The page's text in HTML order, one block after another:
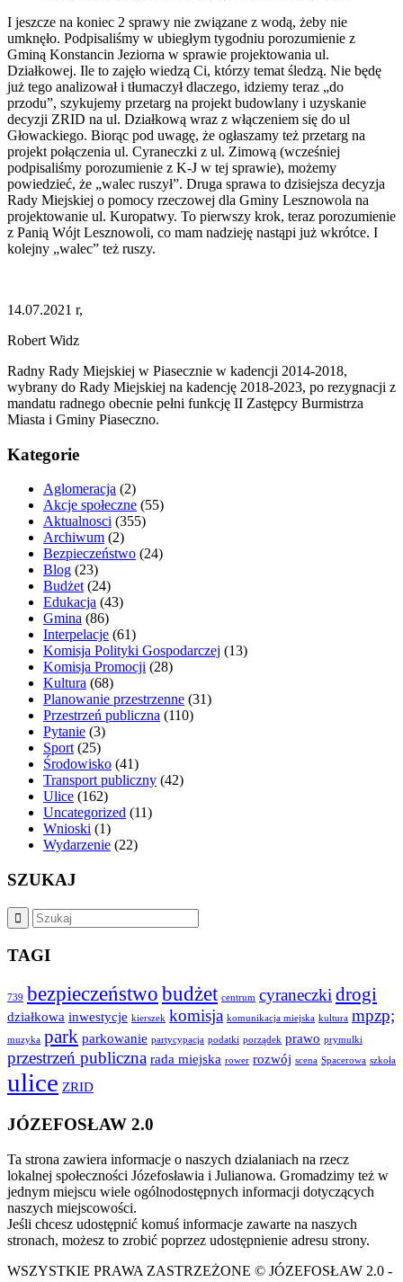
I jeszcze na koniec 2 sprawy nie związane z wodą, żeby nie
umknęło. Podpisaliśmy w ubiegłym tygodniu porozumienie z
Gminą Konstancin Jeziorna w sprawie projektowania ul.
Działkowej. Ile to zajęło wiedzą Ci, którzy temat śledzą. Nie będę
już tego analizował i tłumaczył dlaczego, idziemy teraz „do
przodu”, szykujemy przetarg na projekt budowlany i uzyskanie
decyzji ZRID na ul. Działkową wraz z włączeniem się do ul
Głowackiego. Biorąc pod uwagę, że ogłaszamy też przetarg na
projekt połączenia ul. Cyraneczki z ul. Zimową (wcześniej
podpisaliśmy porozumienie z K-J w tej sprawie), możemy
powiedzieć, że „walec ruszył”. Druga sprawa to dzisiejsza decyzja
Rady Miejskiej o pomocy rzeczowej dla Gminy Lesznowola na
projektowanie ul. Kuropatwy. To pierwszy krok, teraz porozumienie
z Panią Wójt Lesznowoli, co mam nadzieję nastąpi już wkrótce. I
kolejny „walec” też ruszy.
14.07.2021 r,
Robert Widz
Radny Rady Miejskiej w Piasecznie w kadencji 2014-2018,
wybrany do Rady Miejskiej na kadencję 2018-2023, po rezygnacji z
mandatu radnego obecnie pełni funkcję II Zastępcy Burmistrza
Miasta i Gminy Piaseczno.
Kategorie
Aglomeracja (2)
Akcje społeczne (55)
Aktualnosci (355)
Archiwum (2)
Bezpieczeństwo (24)
Blog (23)
Budżet(24)
Edukacja (43)
Gmina (86)
Interpelacje (61)
Komisja Polityki Gospodarczej (13)
Komisja Promocji (28)
Kultura (68)
Planowanie przestrzenne (31)
Przestrzeń publiczna (110)
Pytanie (3)
Sport(25)
Środowisko (41)
Transport publiczny (42)
Ulice (162)
Uncategorized (11)
Wnioski (1)
Wydarzenie (22)
SZUKAJ
TAGI
739 bezpieczeństwobudżet centrum cyraneczkidrogi
działkowa inwestycje kierszek komisja komunikacja miejska kultura mpzp;
muzyka park parkowanie partycypacja podatki porządek prawo prymulki
przestrzeń publiczna rada miejska rower rozwój scena Spacerowa szkoła
ulice ZRID
JÓZEFOSŁAW 2.0
Ta strona zawiera informacje o naszych dzialaniach na rzecz
lokalnej społeczności Józefosławia i Julianowa. Gromadzimy też w
jednym miejscu wiele ogólnodostępnych informacji dotyczących
naszych miejscowości.
Jeśli chcesz udostępnić komuś informacje zawarte na naszych
stronach, możesz to zrobić poprzez udostępnienie adresu strony.
WSZYSTKIE PRAWA ZASTRZEŻONE © JÓZEFOSŁAW 2.0 -